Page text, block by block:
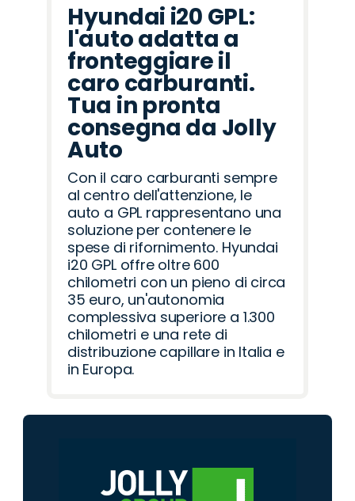
Hyundai i20 GPL:
l'auto adatta a
fronteggiare il
caro carburanti.
Tua in pronta
consegna da Jolly
Auto
Con il caro carburanti sempre
al centro dell'attenzione, le
auto a GPL rappresentano una
soluzione per contenere le
spese di rifornimento. Hyundai
i20 GPL offre oltre 600
chilometri con un pieno di circa
35 euro, un'autonomia
complessiva superiore a 1.300
chilometri e una rete di
distribuzione capillare in Italia e
in Europa.